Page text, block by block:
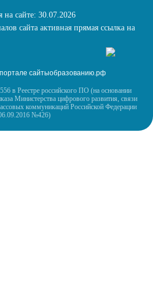
на сайте: 30.07.2026
сайта активная прямая ссылка на
сайтыобразованию.рф
в Реестре российского ПО (на основании
Министерства цифрового развития, связи
коммуникаций Российской Федерации
№426)